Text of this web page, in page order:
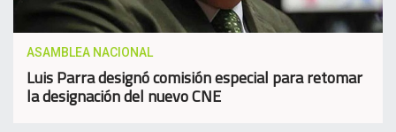
ASAMBLEA NACIONAL
Luis Parra designó comisión especial para retomar
la designación del nuevo CNE